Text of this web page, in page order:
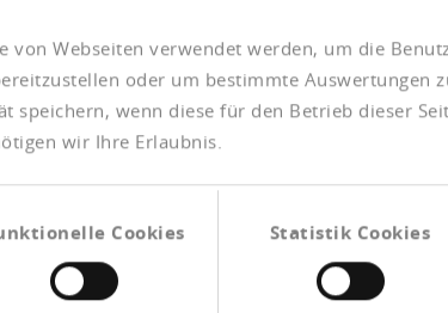
von Webseiten verwendet werden, um die
oder um bestimmte Auswertungen
speichern, wenn diese für den Betrieb dieser
wir Ihre Erlaubnis.
Cookies Statistik Cookies